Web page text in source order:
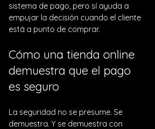
sistema de pago, pero sí ayuda a
empujar la decisión cuando el cliente
está a punto de comprar.
Cómo una tienda online
demuestra que el pago
es seguro
La seguridad no se presume. Se
demuestra. Y se demuestra con